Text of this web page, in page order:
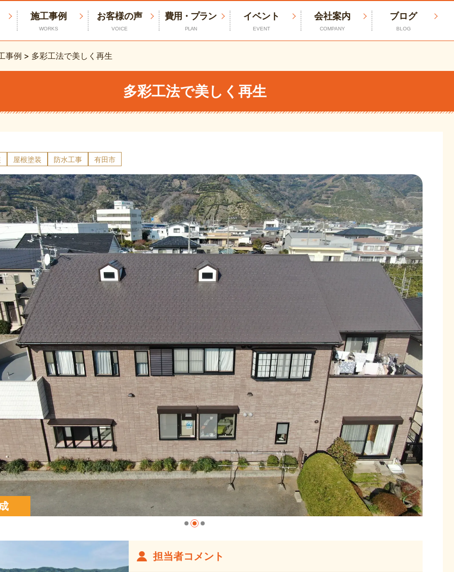
施工事例
WORKS
お客様の声
VOICE
費用・プラン
PLAN
イベント
EVENT
会社案内
COMPANY
ブログ
BLOG
事例 > 多彩工法で美しく再生
多彩工法で美しく再生
屋根塗装 防水工事 有田市
担当者コメント